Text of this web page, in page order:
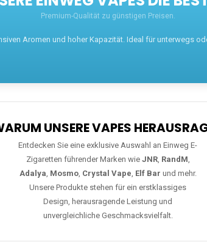
Premium-Qualität zu günstigen Preisen.
Aromen und hoher Kapazität. Ideal für unterwegs
UNSERE VAPES
Entdecken Sie eine exklusive Auswahl an Einweg E-
Zigaretten führender Marken wie JNR, RandM,
Adalya, Mosmo, Crystal Vape, Elf Bar und mehr.
Unsere Produkte stehen für ein erstklassiges
Design, herausragende Leistung und
unvergleichliche Geschmacksvielfalt.